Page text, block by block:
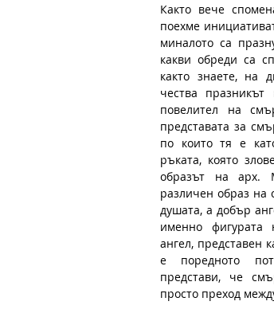
Значими личности
Както вече
поехме
миналото са
какви обреди са
както знаете, на
чества
повелител на
представата за
по които тя е
ръката, която
образът на арх.
различен образ на
душата, а добър
именно
ангел, представен
е поредното
представи, че
просто преход